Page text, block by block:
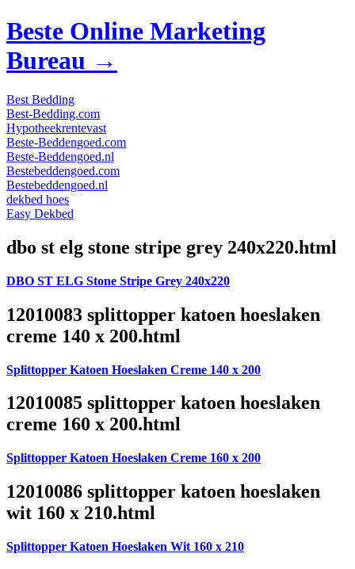
Beste Online Marketing
Bureau →
Best Bedding
Best-Bedding.com
Hypotheekrentevast
Beste-Beddengoed.com
Beste-Beddengoed.nl
Bestebeddengoed.com
Bestebeddengoed.nl
dekbed hoes
Easy Dekbed
dbo st elg stone stripe grey 240x220.html
DBO ST ELG Stone Stripe Grey 240x220
12010083 splittopper katoen hoeslaken
creme 140 x 200.html
Splittopper Katoen Hoeslaken Creme 140 x 200
12010085 splittopper katoen hoeslaken
creme 160 x 200.html
Splittopper Katoen Hoeslaken Creme 160 x 200
12010086 splittopper katoen hoeslaken
wit 160 x 210.html
Splittopper Katoen Hoeslaken Wit 160 x 210